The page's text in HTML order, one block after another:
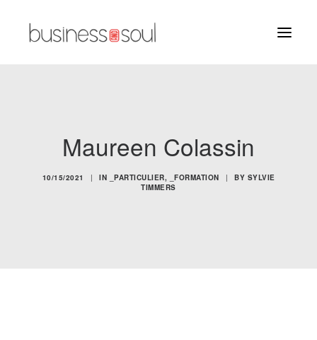
MÉTHODESMaureen Colassin
10/15/2021 | IN _PARTICULIER, _FORMATION | BY SYLVIE
TIMMERS